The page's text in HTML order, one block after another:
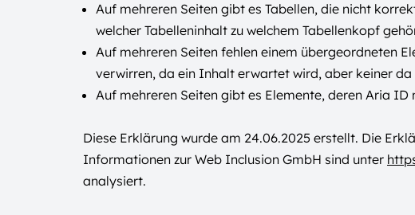
Auf mehreren Seiten gibt es Tabellen, die nicht
welcher Tabelleninhalt zu welchem Tabellenkopf
Auf mehreren Seiten fehlen einem übergeordneten
verwirren, da ein Inhalt erwartet wird, aber keiner da
Auf mehreren Seiten gibt es Elemente, deren Aria
Diese Erklärung wurde am 24.06.2025 erstellt. Die
Informationen zur Web Inclusion GmbH sind unter
analysiert.